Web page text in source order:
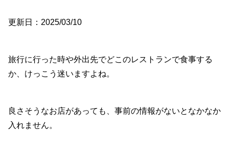
更新日：2025/03/10
旅行に行った時や外出先でどこのレストランで食事する
か、けっこう迷いますよね。
良さそうなお店があっても、事前の情報がないとなかなか
入れません。